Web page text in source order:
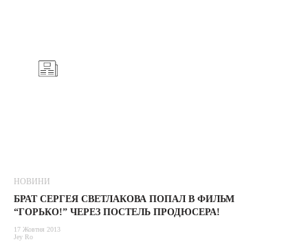
НОВИНИ
БРАТ СЕРГЕЯ СВЕТЛАКОВА ПОПАЛ В ФИЛЬМ
“ГОРЬКО!” ЧЕРЕЗ ПОСТЕЛЬ ПРОДЮСЕРА!
17 Жовтня 2013
Jey Ro